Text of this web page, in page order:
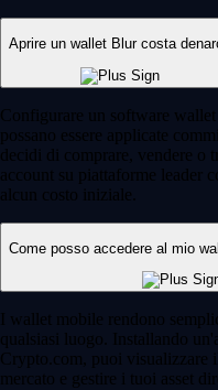
Aprire un wallet Blur costa
Configurare un software
possano essere applicate
decidi di comprare, vendere o
account su piattaforme leader
alcun costo iniziale.
Come posso accedere al mio
I wallet mobile rendono
qualsiasi luogo. Installando
Crypto.com, puoi visualizzare
mercato e gestire i tuoi asset